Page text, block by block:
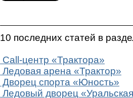
10 последних статей в
Call-центр «Трактора»
Ледовая арена «Трактор»
Дворец cпорта «Юность»
Ледовый дворец